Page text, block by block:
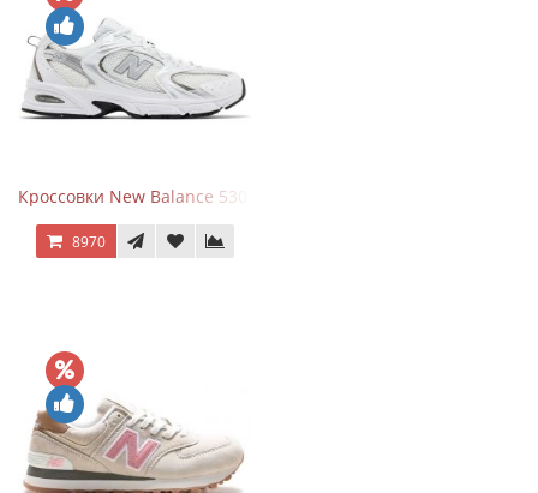
Кроссовки New Balance 530 White Silver Metallic
8970